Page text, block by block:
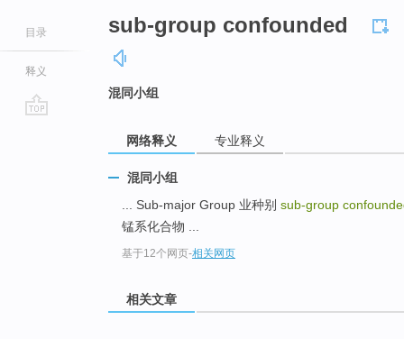
目录
释义
sub-group confounded
混同小组
网络释义 专业释义
混同小组
... Sub-major Group 业种别 sub-group
锰系化合物 ...
基于12个网页-相关网页
相关文章